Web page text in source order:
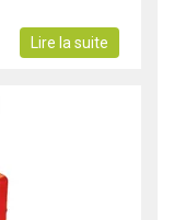
Lire la suite